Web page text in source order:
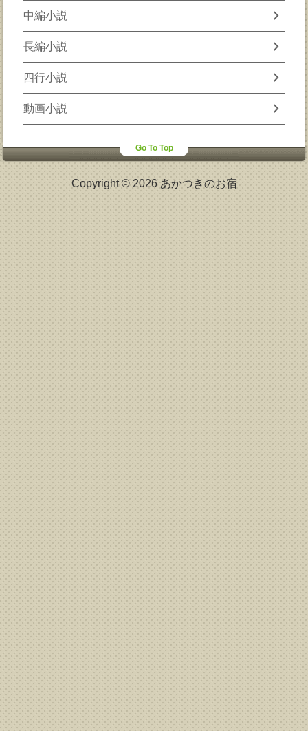
中編小説 chevron_right
長編小説 chevron_right
四行小説 chevron_right
動画小説 chevron_right
Go To Top
Copyright © 2026 あかつきのお宿